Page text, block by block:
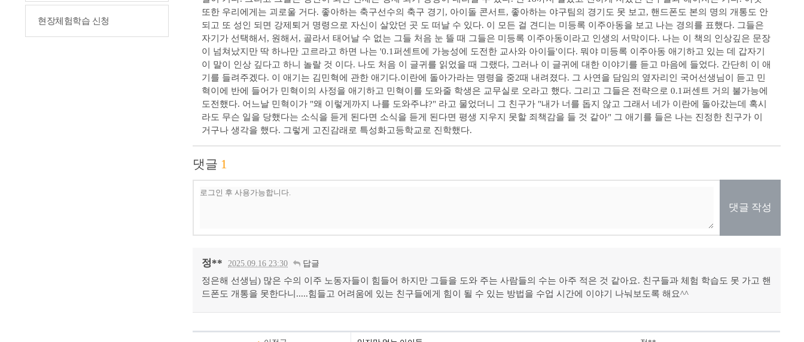
현장체험학습 신청
또한 우리에게는 괴로울 거다. 좋아하는 축구선수의 축구 경기, 아이돌 콘서트, 좋아하는 야구팀의 경기도 못 보고, 핸드폰도 본의 명의 개통도 안
되고 또 성인 되면 강제퇴거 명령으로 자신이 살았던 곳 도 떠날 수 있다. 이 모든 걸 견디는 미등록 이주아동을 보고 나는 경의를 표했다. 그들은
자기가 선택해서, 원해서, 골라서 태어날 수 없는 그들 처음 눈 뜰 때 그들은 미등록 이주아동이라고 인생의 서막이다. 나는 이 책의 인상깊은 문장
이 넘쳐났지만 딱 하나만 고르라고 하면 나는 '0.1퍼센트에 가능성에 도전한 교사와 아이들'이다. 뭐야 미등록 이주아동 애기하고 있는 데 갑자기
이 말이 인상 깊다고 하니 놀랄 것 이다. 나도 처음 이 글귀를 읽었을 때 그랬다, 그러나 이 글귀에 대한 이야기를 듣고 마음에 들었다. 간단히 이 애
기를 들려주겠다. 이 애기는 김민혁에 관한 애기다.이란에 돌아가라는 명령을 중2때 내려졌다. 그 사연을 담임의 옆자리인 국어선생님이 듣고 민
혁이에 반에 들어가 민혁이의 사정을 애기하고 민혁이를 도와줄 학생은 교무실로 오라고 했다. 그리고 그들은 전략으로 0.1퍼센트 거의 불가능에
도전했다. 어느날 민혁이가 "왜 이렇게까지 나를 도와주냐?" 라고 물었더니 그 친구가 "내가 너를 돕지 않고 그래서 네가 이란에 돌아갔는데 혹시
라도 무슨 일을 당했다는 소식을 듣게 된다면 소식을 듣게 된다면 평생 지우지 못할 죄책감을 들 것 같아" 그 애기를 들은 나는 진정한 친구가 이
거구나 생각을 했다. 그렇게 고진감래로 특성화고등학교로 진학했다.
댓글 1
댓글 작성
정** 2025.09.16 23:30 답글
정은해 선생님) 많은 수의 이주 노동자들이 힘들어 하지만 그들을 도와 주는 사람들의 수는 아주 적은 것 같아요. 친구들과 체험 학습도 못 가고 핸
드폰도 개통을 못한다니.....힘들고 어려움에 있는 친구들에게 힘이 될 수 있는 방법을 수업 시간에 이야기 나눠보도록 해요^^